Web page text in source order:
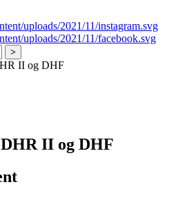
II og DHF
II og DHF